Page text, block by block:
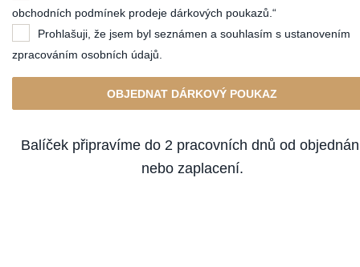
obchodních podmínek prodeje dárkových poukazů.“
Prohlašuji, že jsem byl seznámen a souhlasím s ustanovením
zpracováním osobních údajů.
OBJEDNAT DÁRKOVÝ POUKAZ
Balíček připravíme do 2 pracovních dnů od
nebo zaplacení.